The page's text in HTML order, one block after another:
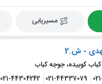
مسیریابی
- ش.2
کوبیده، جوجه کباب
021-44337079
021-44304242